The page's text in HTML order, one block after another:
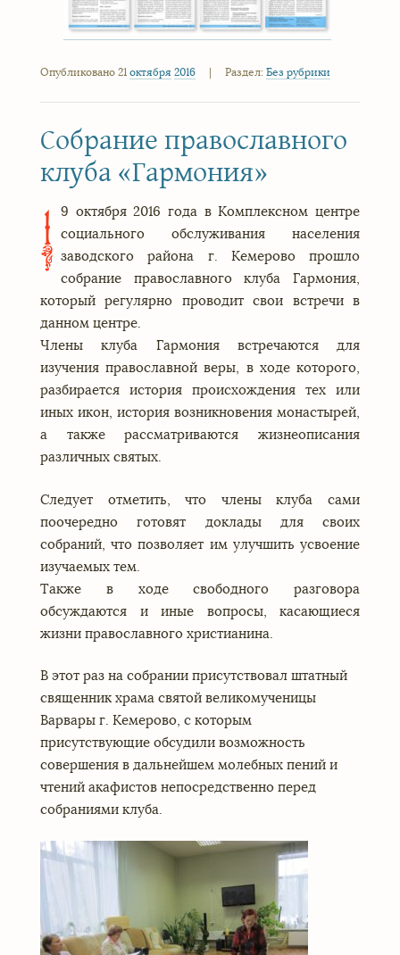
Опубликовано 21 октября 2016 | Раздел: Без рубрики
Собрание православного
клуба «Гармония»
1 9 октября 2016 года в Комплексном центре
социального обслуживания населения
заводского района г. Кемерово прошло
собрание православного клуба Гармония,
который регулярно проводит свои встречи в
данном центре.
Члены клуба Гармония встречаются для
изучения православной веры, в ходе которого,
разбирается история происхождения тех или
иных икон, история возникновения монастырей,
а также рассматриваются жизнеописания
различных святых.
Следует отметить, что члены клуба сами
поочередно готовят доклады для своих
собраний, что позволяет им улучшить усвоение
изучаемых тем.
Также в ходе свободного разговора
обсуждаются и иные вопросы, касающиеся
жизни православного христианина.
В этот раз на собрании присутствовал штатный
священник храма святой великомученицы
Варвары г. Кемерово, с которым
присутствующие обсудили возможность
совершения в дальнейшем молебных пений и
чтений акафистов непосредственно перед
собраниями клуба.